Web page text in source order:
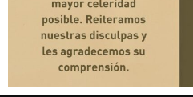
Noticias
Contacto
CONSULADO